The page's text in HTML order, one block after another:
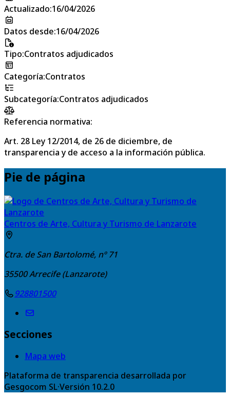
Actualizado:16/04/2026
Datos desde:16/04/2026
Tipo:Contratos adjudicados
Categoría:Contratos
Subcategoría:Contratos adjudicados
Referencia normativa:
Art. 28 Ley 12/2014, de 26 de diciembre, de
transparencia y de acceso a la información pública.
Pie de página
Centros de Arte, Cultura y Turismo de Lanzarote
Ctra. de San Bartolomé, nº 71
35500Arrecife (Lanzarote)
928801500
Secciones
Mapa web
Plataforma de transparencia desarrollada por
Gesgocom SL·Versión 10.2.0